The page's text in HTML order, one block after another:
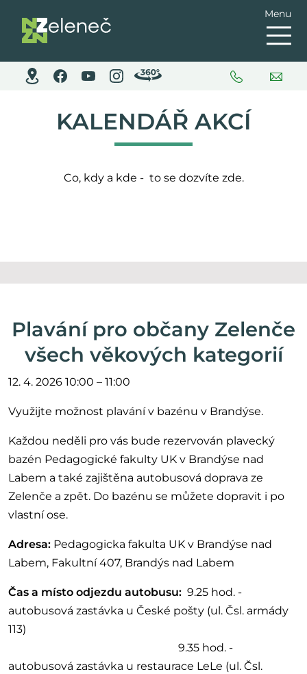
Menu
KALENDÁŘ AKCÍ
Co, kdy a kde - to se dozvíte zde.
Plavání pro občany Zelenče
všech věkových kategorií
12. 4. 2026 10:00 – 11:00
Využijte možnost plavání v bazénu v Brandýse.
Každou neděli pro vás bude rezervován plavecký
bazén Pedagogické fakulty UK v Brandýse nad
Labem a také zajištěna autobusová doprava ze
Zelenče a zpět. Do bazénu se můžete dopravit i po
vlastní ose.
Adresa: Pedagogicka fakulta UK v Brandýse nad
Labem, Fakultní 407, Brandýs nad Labem
Čas a místo odjezdu autobusu: 9.25 hod. -
autobusová zastávka u České pošty (ul. Čsl. armády
113)
9.35 hod. -
autobusová zastávka u restaurace LeLe (ul. Čsl.